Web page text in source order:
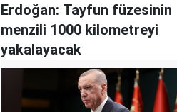
Erdoğan: Tayfun füzesinin
menzili 1000 kilometreyi
yakalayacak